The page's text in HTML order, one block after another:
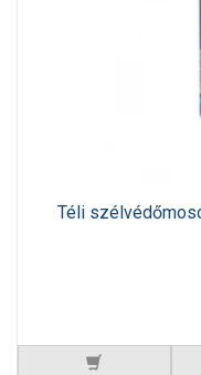
Téli